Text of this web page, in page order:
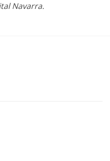
Navarra.